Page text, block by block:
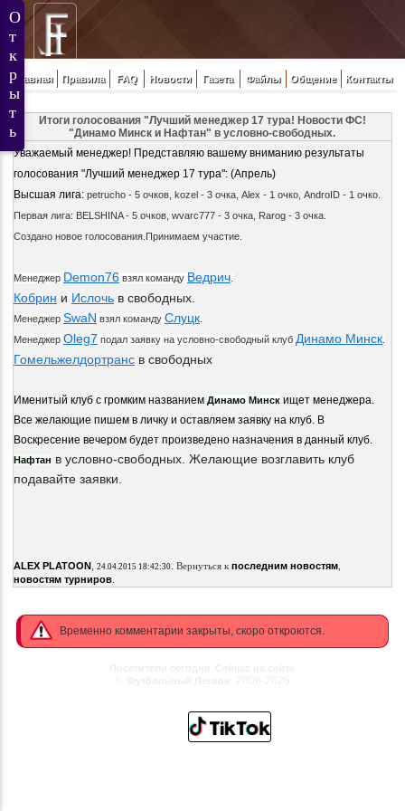
Главная Правила FAQ Новости Газета Файлы Общение Контакты
Итоги голосования "Лучший менеджер 17 тура! Новости ФС!
"Динамо Минск и Нафтан" в условно-свободных.
Уважаемый менеджер! Представляю вашему вниманию результаты
голосования "Лучший менеджер 17 тура": (Апрель)
Высшая лига: petrucho - 5 очков, kozel - 3 очка, Alex - 1 очко, AndroID - 1 очко.
Первая лига: BELSHINA - 5 очков, wvarc777 - 3 очка, Rarog - 3 очка.
Создано новое голосования.Принимаем участие.
Менеджер Demon76взял команду Ведрич.
Кобрин и Ислочьв свободных.
Менеджер SwaN взял команду Слуцк.
Менеджер Oleg7 подал заявку на условно-свободный клуб Динамо Минск.
Гомельжелдортрансв свободных
Именитый клуб с громким названием Динамо Минскищет менеджера.
Все желающие пишем в личку и оставляем заявку на клуб. В
Воскресение вечером будет произведено назначения в данный клуб.
Нафтан в условно-свободных. Желающие возглавить клуб
подавайте заявки.
ALEX PLATOON, 24.04.2015 18:42:30. Вернуться к последним новостям,
новостям турниров.
Временно комментарии закрыты, скоро откроются.